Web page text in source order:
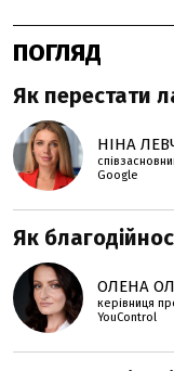
ПОГЛЯД
Як перестати
НІНА
Google
Як
ОЛЕНА
керівниця
YouControl